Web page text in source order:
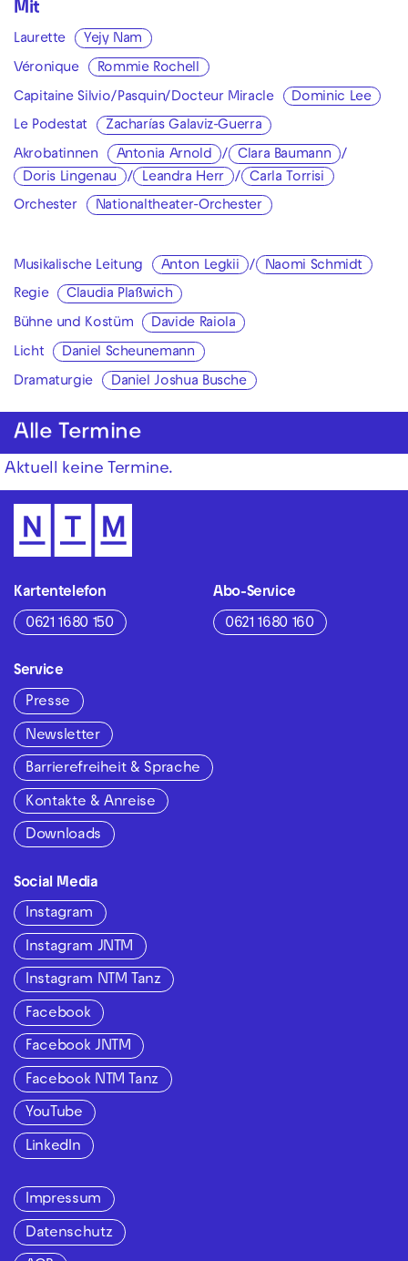
Mit
Laurette Yejy Nam
Véronique Rommie Rochell
Capitaine Silvio/Pasquin/Docteur Miracle Dominic Lee
Le Podestat Zacharías Galaviz-Guerra
Akrobatinnen Antonia Arnold / Clara Baumann
/
Doris Lingenau
/ Leandra Herr / Carla Torrisi
Orchester Nationaltheater-Orchester
Musikalische Leitung Anton Legkii / Naomi Schmidt
Regie Claudia Plaßwich
Bühne und Kostüm Davide Raiola
Licht Daniel Scheunemann
Dramaturgie Daniel Joshua Busche
Alle Termine
Aktuell keine Termine.
Kartentelefon
0621 1680 150
Abo-Service
0621 1680 160
Service
Presse
Newsletter
Barrierefreiheit & Sprache
Kontakte & Anreise
Downloads
Social Media
Instagram
Instagram JNTM
Instagram NTM Tanz
Facebook
Facebook JNTM
Facebook NTM Tanz
YouTube
LinkedIn
Impressum
Datenschutz